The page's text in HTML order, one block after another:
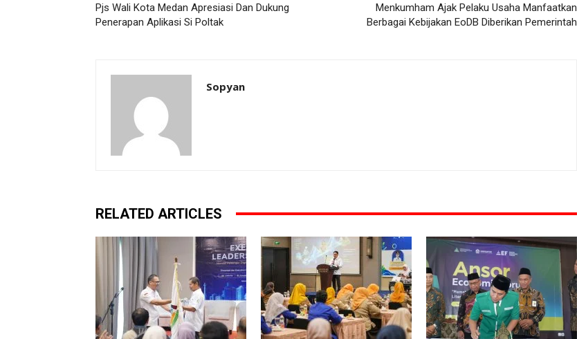
Pjs Wali Kota Medan Apresiasi Dan Dukung
Penerapan Aplikasi Si Poltak
Menkumham Ajak Pelaku Usaha Manfaatkan
Berbagai Kebijakan EoDB Diberikan Pemerintah
Sopyan
RELATED ARTICLES